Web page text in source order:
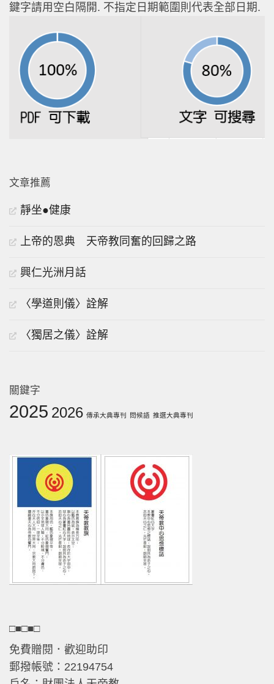
鍵字請用空白隔開. 不指定日期範圍則代表全部日期.
文章推薦
靜坐●健康
上帝的恩典 天帝教同奮的回歸之路
興仁光洲月話
〈學道則儀〉詮解
〈獨居之儀〉詮解
關鍵字
2025 2026 傳承大典專刊 問候語 推選大典專刊
□■□■□
免費贈閱．歡迎助印
郵撥帳號：22194754